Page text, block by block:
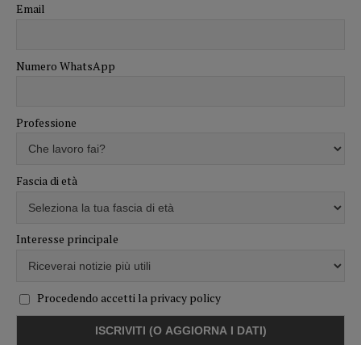
Email
Numero WhatsApp
Professione
Fascia di età
Interesse principale
Procedendo accetti la privacy policy